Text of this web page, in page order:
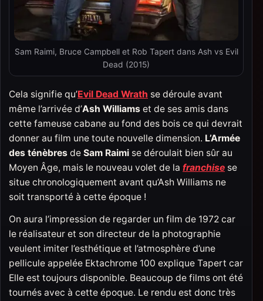
Sam Raimi, Bruce Campbell et Rob Tapert dans Ash vs Evil
Dead (2015)
Cela signifie qu’Evil Dead Wrath se déroule avant
même l’arrivée d’Ash Williams et de ses amis dans
cette fameuse cabane au fond des bois ce qui devrait
donner au film une toute nouvelle dimension. L’Armée
des ténèbres de Sam Raimi se déroulait bien sûr au
Moyen Âge, mais le nouveau volet de la franchise se
situe chronologiquement avant qu’Ash Williams ne
soit transporté à cette époque !
On aura l’impression de regarder un film de 1972 car
le réalisateur et son directeur de la photographie
veulent imiter l’esthétique et l’atmosphère d’une
pellicule appelée Ektachrome 100 explique Tapert car
Elle est toujours disponible. Beaucoup de films ont été
tournés avec à cette époque. Le rendu est donc très